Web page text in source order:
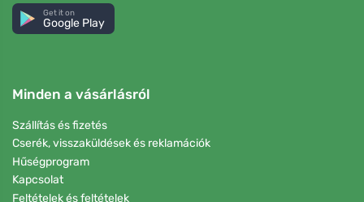
Get it on
Google Play
Minden a vásárlásról
Szállítás és fizetés
Cserék, visszaküldések és reklamációk
Hűségprogram
Kapcsolat
Feltételek és feltételek